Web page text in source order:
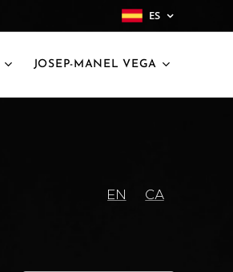
ES
JOSEP-MANEL VEGA
EN CA